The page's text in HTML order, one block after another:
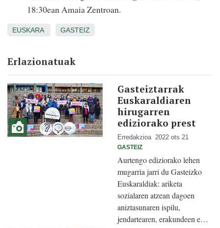
18:30ean Amaia Zentroan.
EUSKARA GASTEIZ
Erlazionatuak
Gasteiztarrak
Euskaraldiaren
hirugarren
ediziorako prest
Erredakzioa 2022 ots 21
GASTEIZ
Aurtengo ediziorako lehen
mugarria jarri du Gasteizko
Euskaraldiak: ariketa
sozialaren atzean dagoen
aniztasunaren ispilu,
jendartearen, erakundeen e…